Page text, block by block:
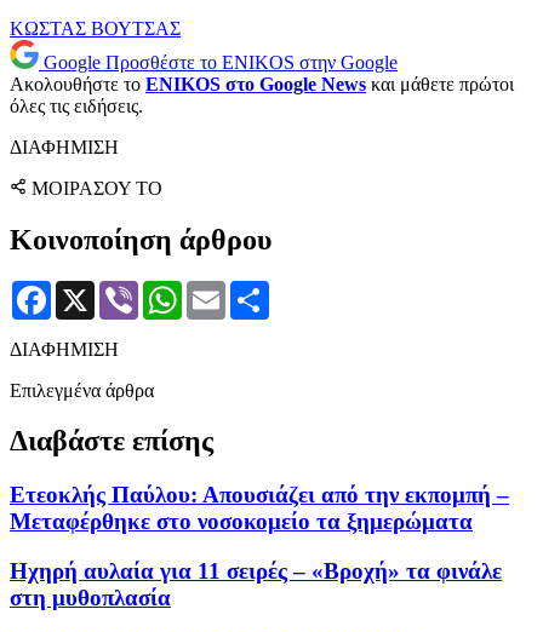
ΚΩΣΤΑΣ ΒΟΥΤΣΑΣ
Google Προσθέστε το ENIKOS στην Google
Ακολουθήστε το ENIKOS στο Google News και μάθετε πρώτοι
όλες τις ειδήσεις.
ΔΙΑΦΗΜΙΣΗ
ΜΟΙΡΑΣΟΥ ΤΟ
Κοινοποίηση άρθρου
Facebook
X Viber WhatsApp
Email
ΔΙΑΦΗΜΙΣΗ
Επιλεγμένα άρθρα
Διαβάστε επίσης
Ετεοκλής Παύλου: Απουσιάζει από την εκπομπή –
Μεταφέρθηκε στο νοσοκομείο τα ξημερώματα
Ηχηρή αυλαία για 11 σειρές – «Βροχή» τα φινάλε
στη μυθοπλασία